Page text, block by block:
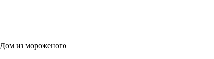
Дом из мороженого